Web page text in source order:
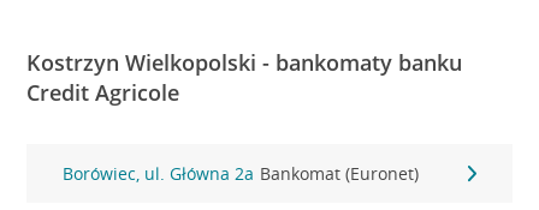
Kostrzyn Wielkopolski - bankomaty banku
Credit Agricole
Borówiec, ul. Główna 2a Bankomat (Euronet)